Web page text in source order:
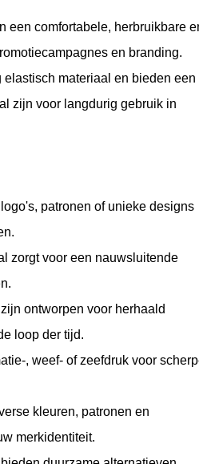
een comfortabele, herbruikbare
en branding.
materiaal en bieden een
zijn voor langdurig gebruik in
patronen of unieke designs
zorgt voor een nauwsluitende
ontworpen voor herhaald
loop der tijd.
, weef- of zeefdruk voor
kleuren, patronen en
merkidentiteit.